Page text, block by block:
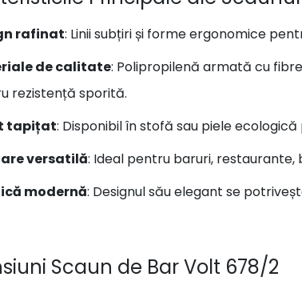
rafinat: Linii subțiri și forme ergonomice
de calitate: Polipropilenă armată cu
rezistență sporită.
tapițat: Disponibil în stofă sau piele
versatilă: Ideal pentru baruri, restaurante,
modernă: Designul său elegant se
Scaun de Bar Volt 678/2